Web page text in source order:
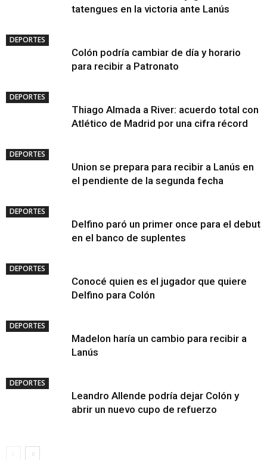
tatengues en la victoria ante Lanús
DEPORTES
Colón podría cambiar de día y horario
para recibir a Patronato
DEPORTES
Thiago Almada a River: acuerdo total con
Atlético de Madrid por una cifra récord
DEPORTES
Union se prepara para recibir a Lanús en
el pendiente de la segunda fecha
DEPORTES
Delfino paró un primer once para el debut
en el banco de suplentes
DEPORTES
Conocé quien es el jugador que quiere
Delfino para Colón
DEPORTES
Madelon haría un cambio para recibir a
Lanús
DEPORTES
Leandro Allende podría dejar Colón y
abrir un nuevo cupo de refuerzo